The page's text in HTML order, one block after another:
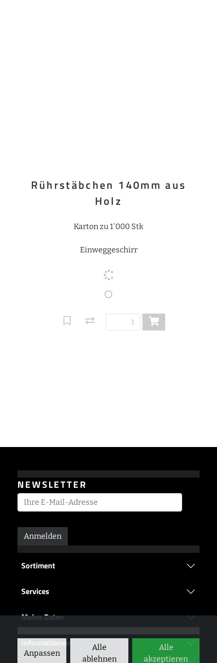
Rührstäbchen 140mm aus
Holz
Karton zu 1'000 Stk
Einweggeschirr
NEWSLETTER
Anmelden
Sortiment
Services
Meine Daten
Informationen
Anpassen
Alle
ablehnen
Alle
akzeptieren